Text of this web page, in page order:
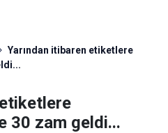
Yarından itibaren etiketlere
30 zam geldi...